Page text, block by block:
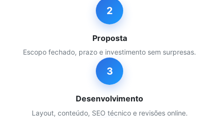
2
Proposta
Escopo fechado, prazo e investimento sem surpresas.
3
Desenvolvimento
Layout, conteúdo, SEO técnico e revisões online.